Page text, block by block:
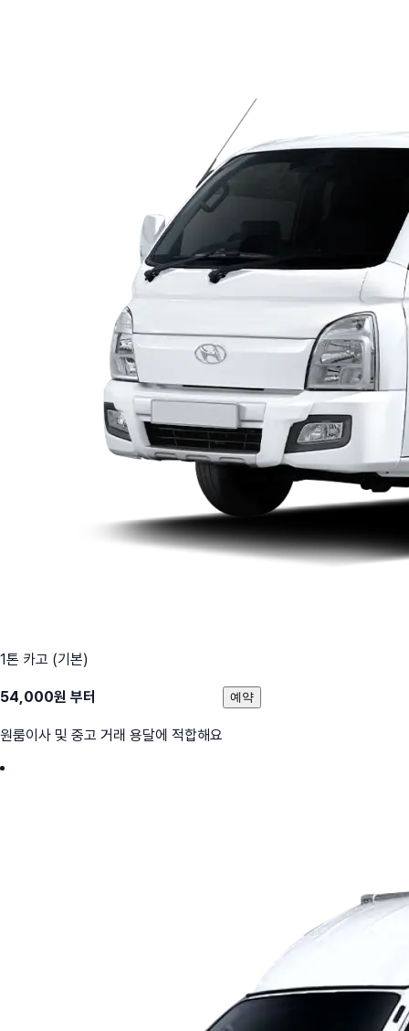
1톤 카고 (기본)
54,000원 부터
원룸이사 및 중고 거래 용달에 적합해요
예약